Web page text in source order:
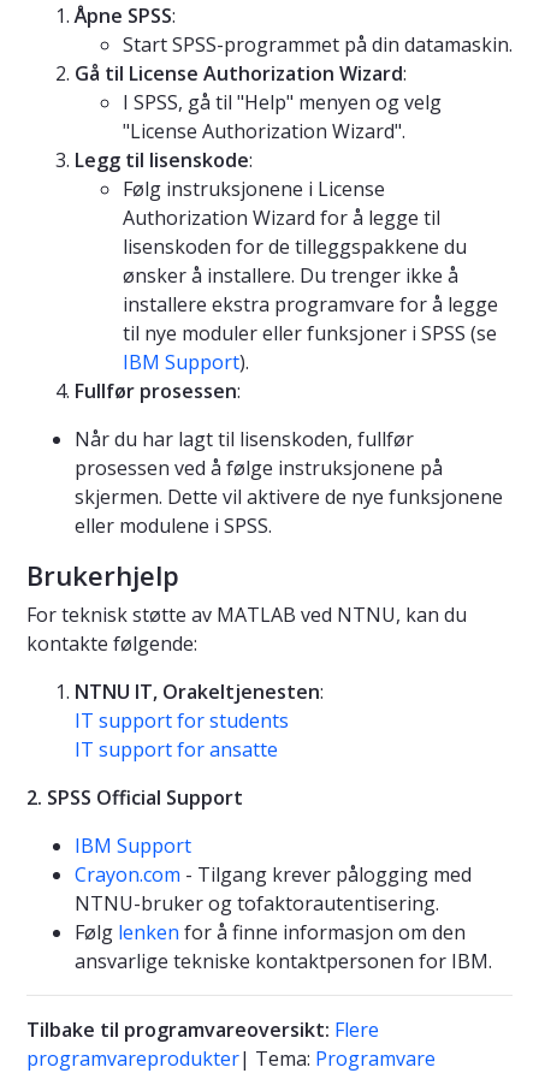
Åpne SPSS:
Start SPSS-programmet på din datamaskin.
Gå til License Authorization Wizard:
I SPSS, gå til "Help" menyen og velg
"License Authorization Wizard".
Legg til lisenskode:
Følg instruksjonene i License
Authorization Wizard for å legge til
lisenskoden for de tilleggspakkene du
ønsker å installere. Du trenger ikke å
installere ekstra programvare for å legge
til nye moduler eller funksjoner i SPSS (se
IBM Support).
Fullfør prosessen:
Når du har lagt til lisenskoden, fullfør
prosessen ved å følge instruksjonene på
skjermen. Dette vil aktivere de nye funksjonene
eller modulene i SPSS.
Brukerhjelp
For teknisk støtte av MATLAB ved NTNU, kan du
kontakte følgende:
NTNU IT, Orakeltjenesten:
IT support for students
IT support for ansatte
2. SPSS Official Support
IBM Support
Crayon.com - Tilgang krever pålogging med
NTNU-bruker og tofaktorautentisering.
Følg lenken for å finne informasjon om den
ansvarlige tekniske kontaktpersonen for IBM.
Tilbake til programvareoversikt: Flere
programvareprodukter| Tema: Programvare